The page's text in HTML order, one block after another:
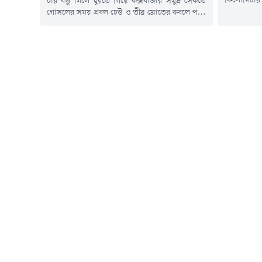
গোসলের সময় প্রবল ঢেউ ও তীব্র স্রোতের কবলে পড়ে